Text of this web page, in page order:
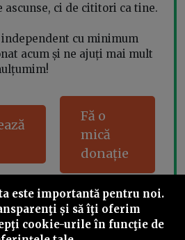
ascunse, ci de cititori ca tine.
cu minimum
acum și ne ajuți mai mult
Fă o
mică
donație
Share this
este importantă pentru noi.
și să îţi oferim
cookie-urile în funcţie de